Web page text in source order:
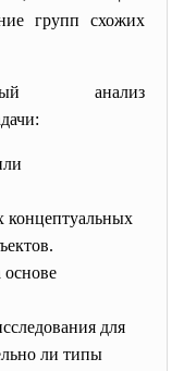
групп схожих
анализ
концептуальных
для
ли типы